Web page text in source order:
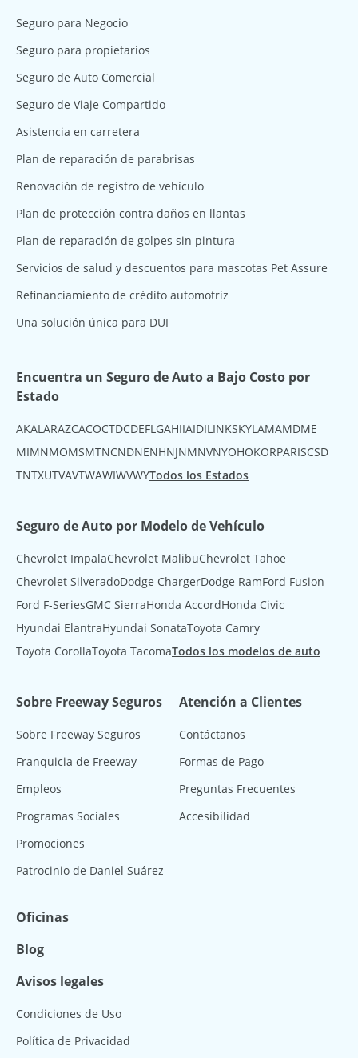
Seguro para Negocio
Seguro para propietarios
Seguro de Auto Comercial
Seguro de Viaje Compartido
Asistencia en carretera
Plan de reparación de parabrisas
Renovación de registro de vehículo
Plan de protección contra daños en llantas
Plan de reparación de golpes sin pintura
Servicios de salud y descuentos para mascotas Pet Assure
Refinanciamiento de crédito automotriz
Una solución única para DUI
Encuentra un Seguro de Auto a Bajo Costo por
Estado
AKAL ARAZCACOCTDCDEFL GAHIIAIDIL INKSKYLAMAMDME
MIMNMOMSMTNCNDNENHNJNMNVNYOHOKORPARISCSD
TNTXUTVAVTWAWIWVWYTodos los Estados
Seguro de Auto por Modelo de Vehículo
Chevrolet ImpalaChevrolet MalibuChevrolet Tahoe
Chevrolet SilveradoDodge ChargerDodge RamFord Fusion
Ford F-SeriesGMC SierraHonda AccordHonda Civic
Hyundai ElantraHyundai SonataToyota Camry
Toyota CorollaToyota TacomaTodos los modelos de auto
Sobre Freeway Seguros
Sobre Freeway Seguros
Franquicia de Freeway
Empleos
Programas Sociales
Promociones
Patrocinio de Daniel Suárez
Atención a Clientes
Contáctanos
Formas de Pago
Preguntas Frecuentes
Accesibilidad
Oficinas
Blog
Avisos legales
Condiciones de Uso
Política de Privacidad